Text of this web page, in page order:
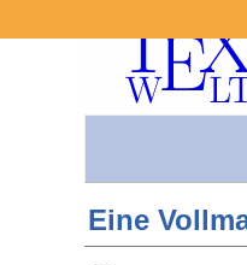
Eine